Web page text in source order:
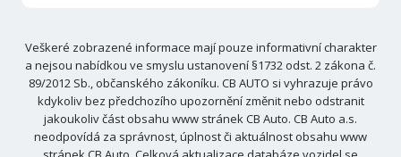
Veškeré zobrazené informace mají pouze informativní charakter
a nejsou nabídkou ve smyslu ustanovení §1732 odst. 2 zákona č.
89/2012 Sb., občanského zákoníku. CB AUTO si vyhrazuje právo
kdykoliv bez předchozího upozornění změnit nebo odstranit
jakoukoliv část obsahu www stránek CB Auto. CB Auto a.s.
neodpovídá za správnost, úplnost či aktuálnost obsahu www